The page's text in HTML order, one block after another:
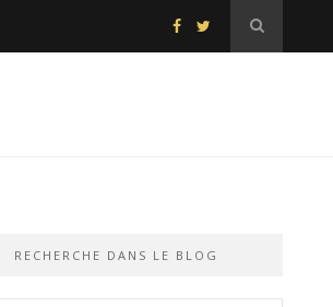
RECHERCHE DANS LE BLOG